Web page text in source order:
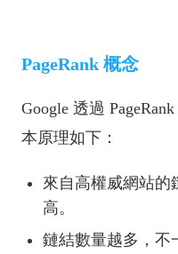
PageRank 概念
Google 透過
本原理如下：
來自高權威網站的
高。
鏈結數量越多，不